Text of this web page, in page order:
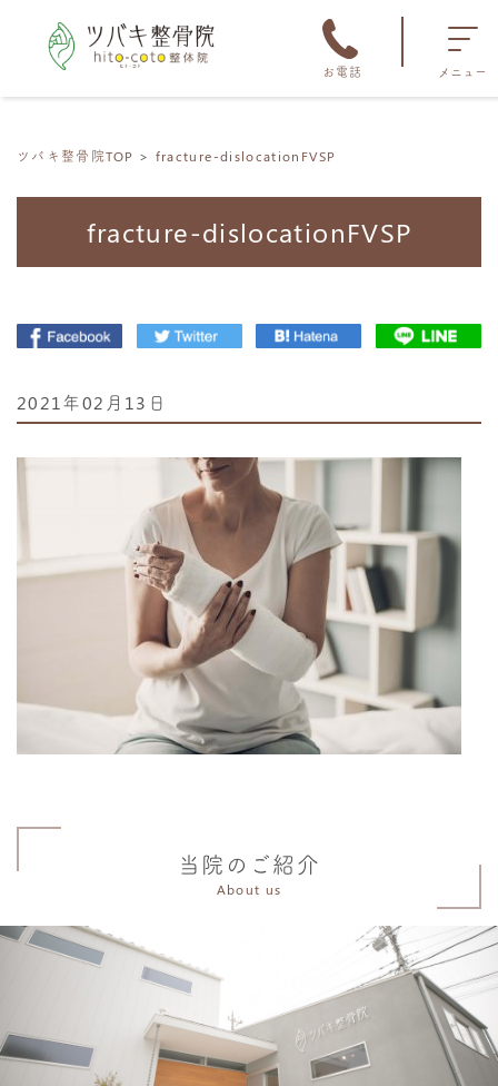
お電話 メニュー
ツバキ整骨院TOP fracture-dislocationFVSP
fracture-dislocationFVSP
2021年02月13日
当院のご紹介
About us